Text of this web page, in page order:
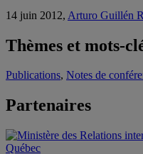
14 juin 2012, Arturo Guillén
Thèmes et mots-
Publications, Notes de
Partenaires